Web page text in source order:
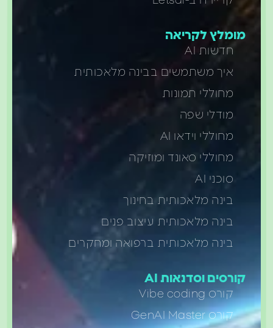
מומלץ לקריאה
חדשות AI
איך משתמשים בבינה מלאכותית
מחוללי תמונות
מודלי שפה
מחוללי וידאו AI
מחוללי סאונד ומוזיקה
סוכני AI
בינה מלאכותית בחינוך
בינה מלאכותית עיצוב פנים
בינה מלאכותית ברפואה ומחקרים
קורסים וסדנאות AI
קורס Vibe coding
קורס GenAI Master